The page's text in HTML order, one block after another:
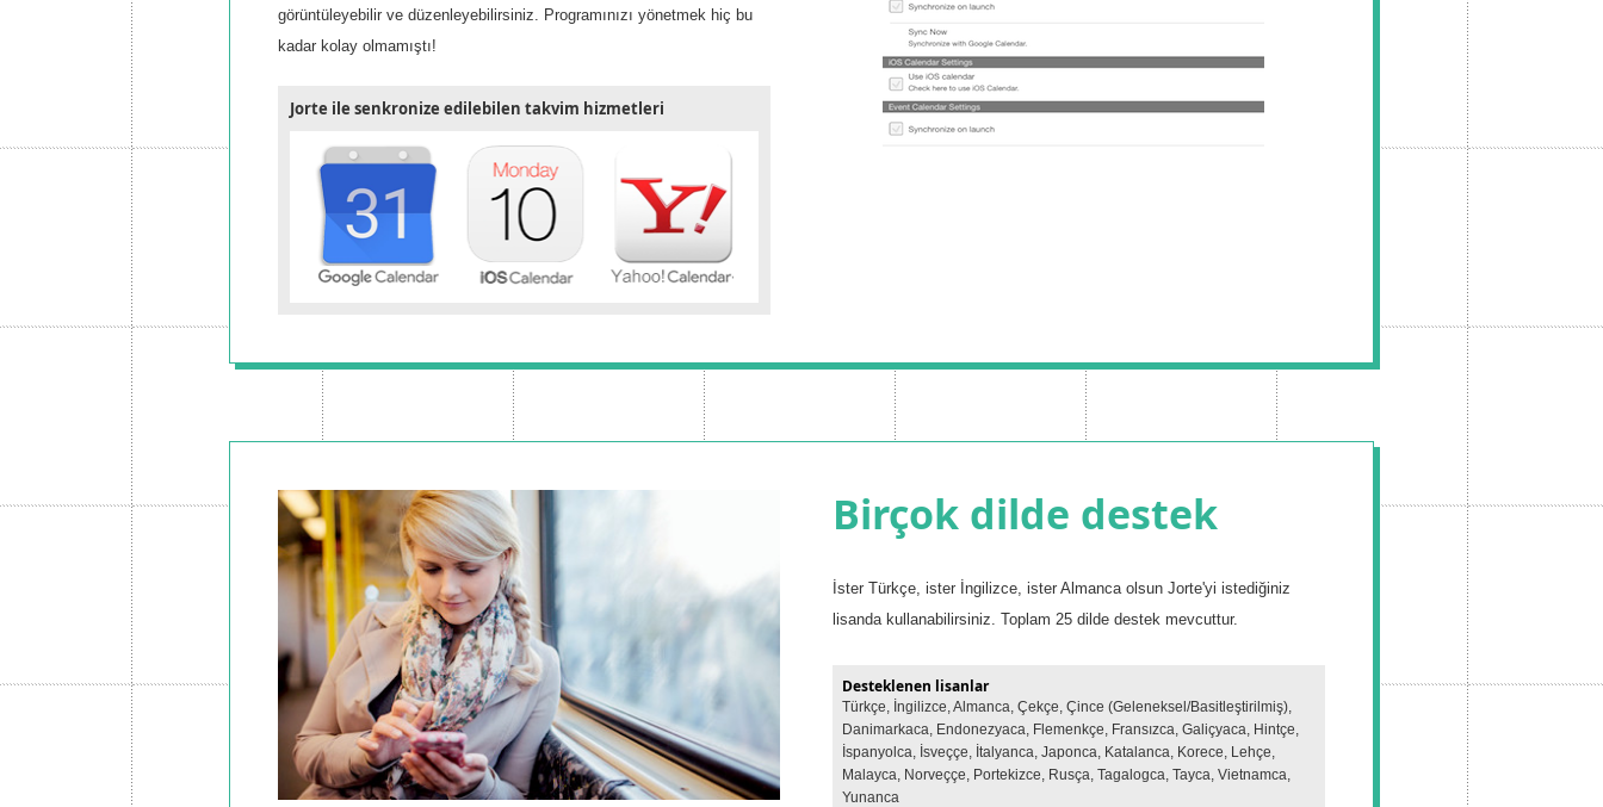
görüntüleyebilir ve düzenleyebilirsiniz. Programınızı yönetmek hiç bu
kadar kolay olmamıştı!
Jorte ile senkronize edilebilen takvim hizmetleri
Birçok dilde destek
İster Türkçe, ister İngilizce, ister Almanca olsun Jorte'yi istediğiniz
lisanda kullanabilirsiniz. Toplam 25 dilde destek mevcuttur.
Desteklenen lisanlar
Türkçe, İngilizce, Almanca, Çekçe, Çince (Geleneksel/Basitleştirilmiş),
Danimarkaca, Endonezyaca, Flemenkçe, Fransızca, Galiçyaca, Hintçe,
İspanyolca, İsveççe, İtalyanca, Japonca, Katalanca, Korece, Lehçe,
Malayca, Norveççe, Portekizce, Rusça, Tagalogca, Tayca, Vietnamca,
Yunanca